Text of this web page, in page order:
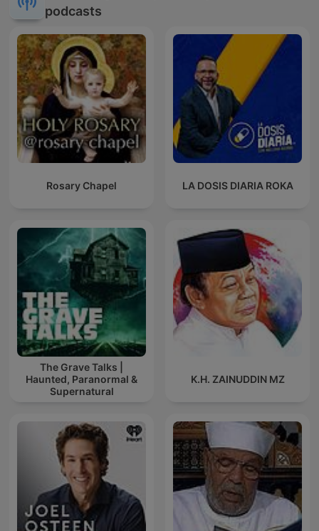
podcasts
Rosary Chapel LA DOSIS DIARIA ROKA
The Grave Talks |
Haunted, Paranormal &
Supernatural
K.H. ZAINUDDIN MZ